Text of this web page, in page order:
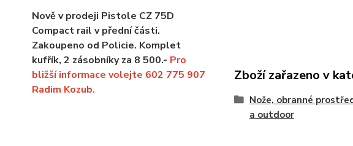
Nově v prodeji Pistole CZ 75D
Compact rail v přední části.
Zakoupeno od Policie. Komplet
kufřík, 2 zásobníky za 8 500.- Pro
bližší informace volejte 602 775 907
Radim Kozub.
Zboží zařazeno v
Nože, obranné
a outdoor